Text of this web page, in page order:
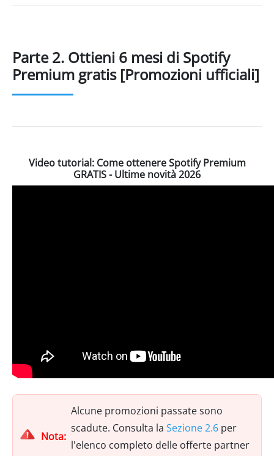
Parte 2. Ottieni 6 mesi di Spotify
Premium gratis [Promozioni ufficiali]
Video tutorial: Come ottenere Spotify Premium
GRATIS - Ultime novità 2026
Nota:
Alcune promozioni passate sono
scadute. Consulta la Sezione 2.6 per
l'elenco completo delle offerte partner